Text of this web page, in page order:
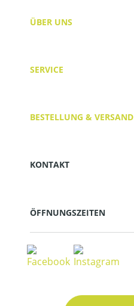
ÜBER UNS
SERVICE
BESTELLUNG & VERSAND
KONTAKT
ÖFFNUNGSZEITEN